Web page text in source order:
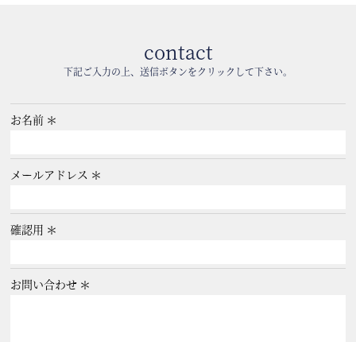
contact
下記ご入力の上、送信ボタンをクリックして下さい。
お名前
メールアドレス
確認用
お問い合わせ